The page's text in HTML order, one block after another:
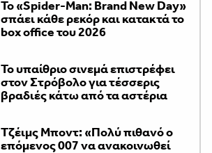
Το «Spider-Man: Brand New Day»
σπάει κάθε ρεκόρ και κατακτά το
box office του 2026
Το υπαίθριο σινεμά επιστρέφει
στον Στρόβολο για τέσσερις
βραδιές κάτω από τα αστέρια
Τζέιμς Μποντ: «Πολύ πιθανό ο
επόμενος 007 να ανακοινωθεί